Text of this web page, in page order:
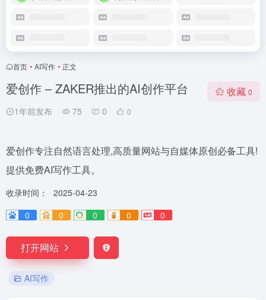
首页 • AI写作 • 正文
爱创作 – ZAKER推出的AI创作平台
1年前发布 75 0 0
收藏 0
爱创作专注自然语言处理,高质量网站与自媒体原创必备工具!
提供免费AI写作工具。
收录时间：
2025-04-23
0
0 0 0 0
打开网站
AI写作